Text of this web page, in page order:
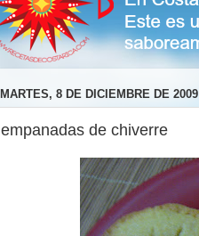
MARTES, 8 DE DICIEMBRE DE 2009
empanadas de chiverre